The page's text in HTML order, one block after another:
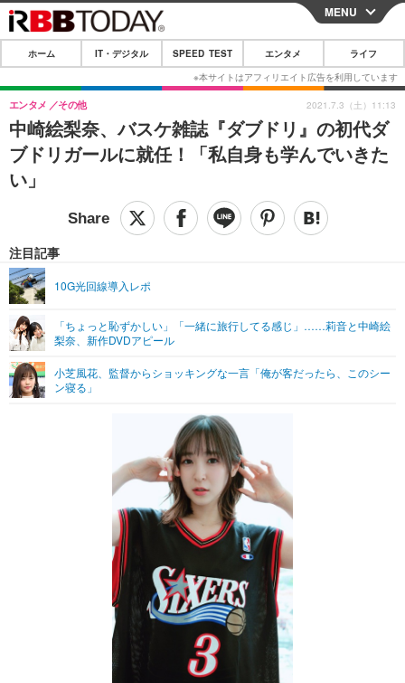
CLOSE
ホーム
IT・デジタル
IT・デジタルTOP スマートフォン
ショッピング その他
SPEED TEST
エンタメ
エンタメTOP 映画・ドラマ
音楽
グラビア ブログ
ペット
その他
リリース一覧
プッシュ通知の停止方法
MENU
ホーム IT・デジタル SPEED TEST エンタメ ライフ
中崎絵梨奈、バスケ雑誌『ダブドリ』の初代ダ
ブドリガールに就任！「私自身も学んでいきた
い」
エンタメ その他
注目記事
10G光回線導入レポ
「ちょっと恥ずかしい」「一緒に旅行してる感じ」……莉音と中崎絵
梨奈、新作DVDアピール
小芝風花、監督からショッキングな一言「俺が客だったら、このシー
ン寝る」
2021.7.3（土）11:13